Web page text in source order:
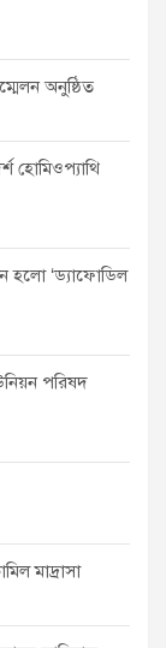
অনুষ্ঠিত
হোমিওপ্যাথি
হলো ‘ড্যাফোডিল
পরিষদ
মাদ্রাসা